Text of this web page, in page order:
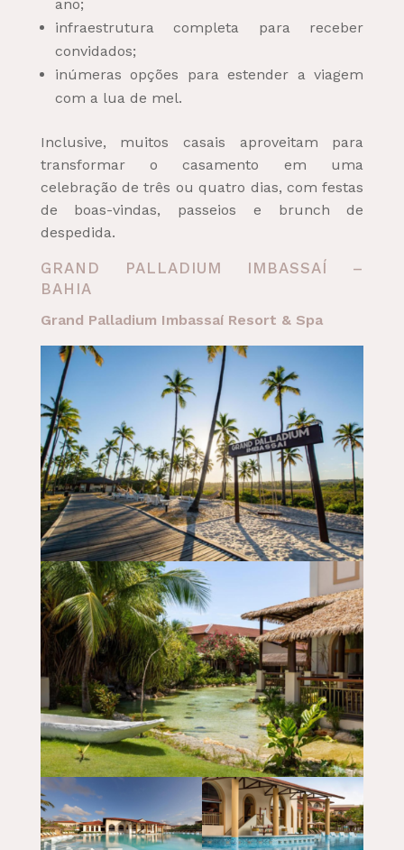
ano;
infraestrutura completa para receber
convidados;
inúmeras opções para estender a viagem
com a lua de mel.
Inclusive, muitos casais aproveitam para
transformar o casamento em uma
celebração de três ou quatro dias, com festas
de boas-vindas, passeios e brunch de
despedida.
GRAND PALLADIUM IMBASSAÍ –
BAHIA
Grand Palladium Imbassaí Resort & Spa